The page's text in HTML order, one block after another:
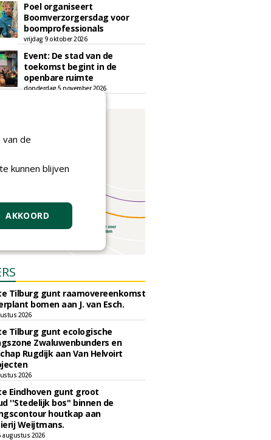
Poel organiseert
Boomverzorgersdag voor
boomprofessionals
vrijdag 9 oktober 2026
Event: De stad van de
toekomst begint in de
openbare ruimte
donderdag 5 november 2026
Tilburg gunt raamovereenkomst
bomen aan J. van Esch.
2026
Tilburg gunt ecologische
Zwaluwenbunders en
Rugdijk aan Van Helvoirt
2026
Eindhoven gunt groot
''Stedelijk bos'' binnen de
houtkap aan
Weijtmans.
2026
de
kunnen blijven
AKKOORD